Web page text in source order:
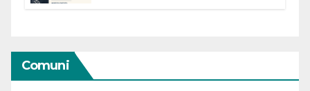
Comuni